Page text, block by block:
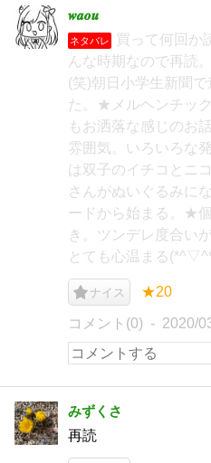
𝒘𝒂𝒐𝒖
ネタバレ
買って何回か
んな時期なので再読
(笑)朝日小学生新聞
た。★メルヘンチッ
もお洒落な感じのお
雰囲気。いろいろな
は双子のイチコとニ
さんがぬいぐるみに
ードから始まる。★
き。ツンデレ度合い
とても心温まる
ナイス ★20
コメント(0) 2020/
みずくさ
再読